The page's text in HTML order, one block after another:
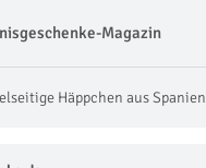
Magazin
Häppchen aus Spanien